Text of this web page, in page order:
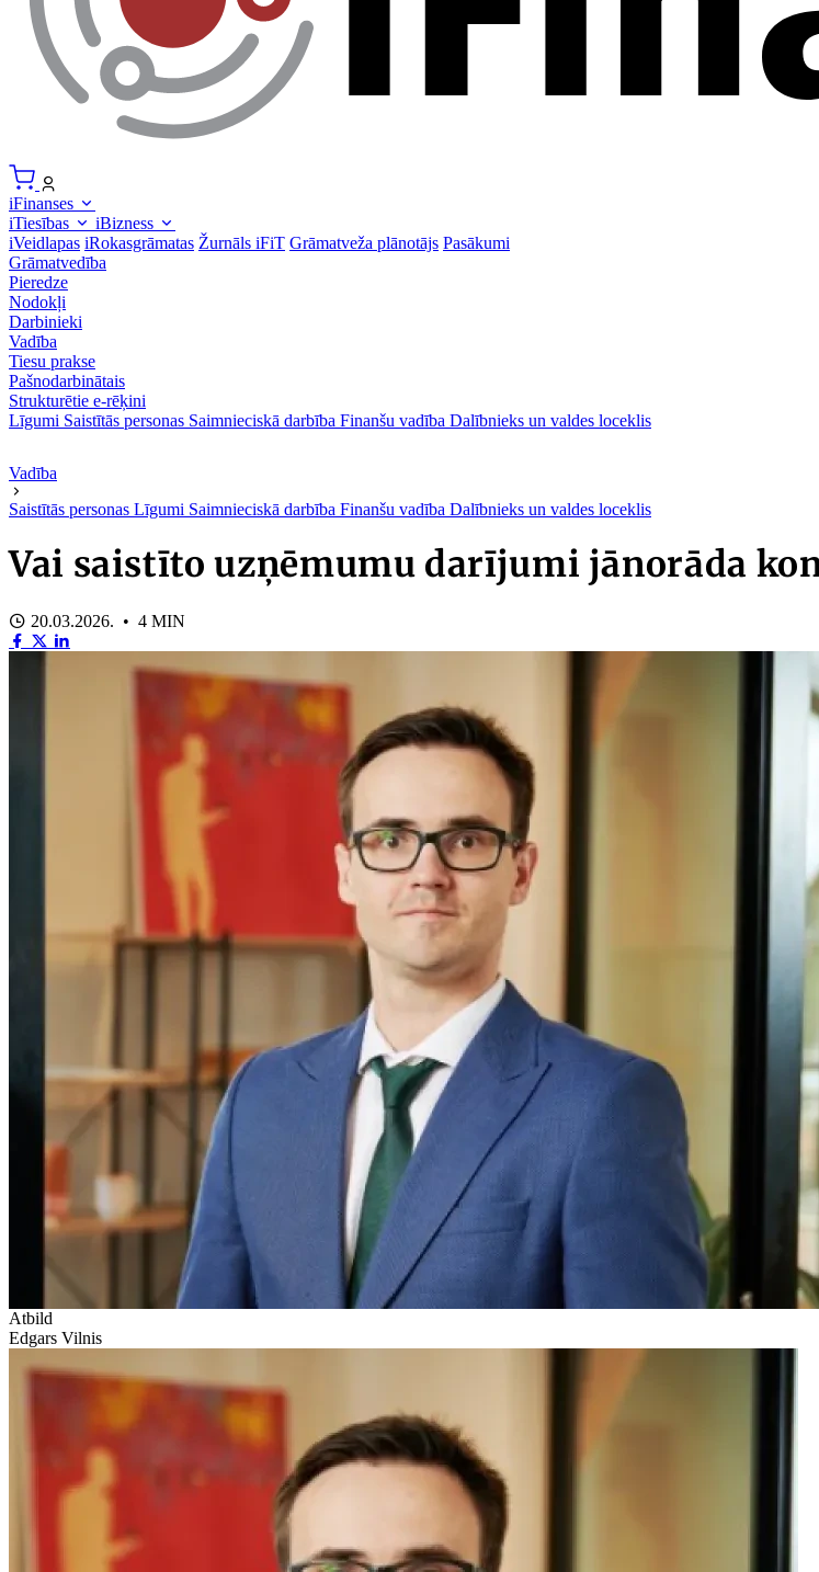
iFinanses
iTiesības
iBizness
iVeidlapas iRokasgrāmatas Žurnāls iFiT Grāmatveža plānotājs Pasākumi
Grāmatvedība
Pieredze
Nodokļi
Darbinieki
Vadība
Tiesu prakse
Pašnodarbinātais
Strukturētie e-rēķini
Līgumi Saistītās personas Saimnieciskā darbība Finanšu vadība Dalībnieks un valdes loceklis
Vadība
Saistītās personas Līgumi Saimnieciskā darbība Finanšu vadība Dalībnieks un valdes loceklis
Vai saistīto uzņēmumu darījumi jānorāda
20.03.2026. • 4 MIN
Atbild
Edgars Vilnis